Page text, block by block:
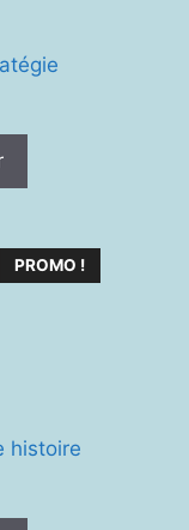
:
PROMO !
histoire